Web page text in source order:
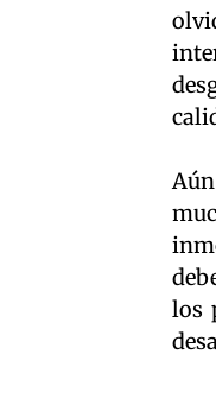
los